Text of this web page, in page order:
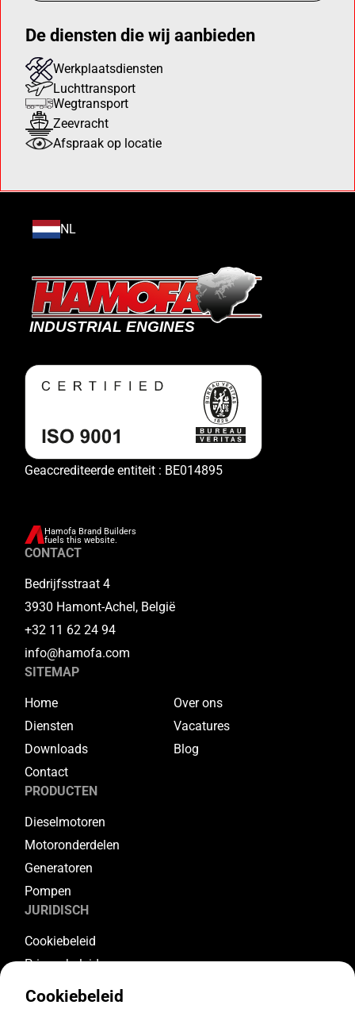
De diensten die wij aanbieden
Werkplaatsdiensten
Luchttransport
Wegtransport
Zeevracht
Afspraak op locatie
NL
Geaccrediteerde entiteit : BE014895
Hamofa Brand Builders
fuels this website.
CONTACT
Bedrijfsstraat 4
3930 Hamont-Achel, België
+32 11 62 24 94
info@hamofa.com
SITEMAP
Home
Over ons
Diensten
Vacatures
Downloads
Blog
Contact
PRODUCTEN
Dieselmotoren
Motoronderdelen
Generatoren
Pompen
JURIDISCH
Cookiebeleid
Privacybeleid
Algemene voorwaarden
Cookiebeleid